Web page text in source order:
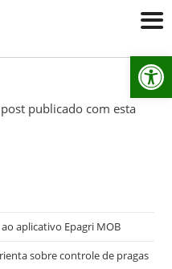
publicado com esta
aplicativo Epagri MOB
sobre controle de pragas